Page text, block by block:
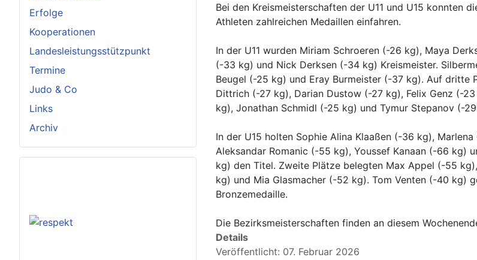
Erfolge
Kooperationen
Landesleistungsstützpunkt
Termine
Judo & Co
Links
Archiv
Bei den Kreismeisterschaften der U11 und U15 konnten
Athleten zahlreichen Medaillen einfahren.
In der U11 wurden Miriam Schroeren (-26 kg), Maya
(-33 kg) und Nick Derksen (-34 kg) Kreismeister.
Beugel (-25 kg) und Eray Burmeister (-37 kg). Auf dritte
Dittrich (-27 kg), Darian Dustow (-27 kg), Felix Genz (-
kg), Jonathan Schmidl (-25 kg) und Tymur Stepanov (-
In der U15 holten Sophie Alina Klaaßen (-36 kg),
Aleksandar Romanic (-55 kg), Youssef Kanaan (-66 kg)
kg) den Titel. Zweite Plätze belegten Max Appel (-55
kg) und Mia Glasmacher (-52 kg). Tom Venten (-40 kg)
Bronzemedaille.
Die Bezirksmeisterschaften finden an diesem
Details
Veröffentlicht: 07. Februar 2026